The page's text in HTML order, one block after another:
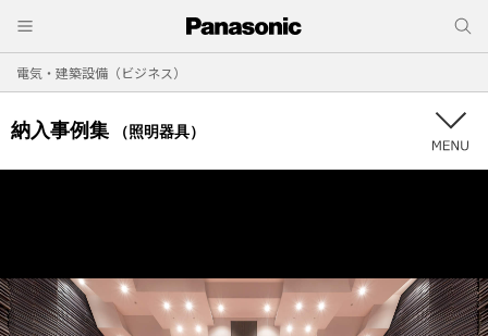
電気・建築設備（ビジネス）
納入事例集 （照明器具）